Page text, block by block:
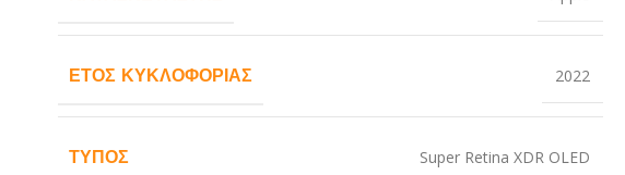
ΈΤΟΣ ΚΥΚΛΟΦΟΡΊΑΣ 2022
ΤΎΠΟΣ Super Retina XDR OLED